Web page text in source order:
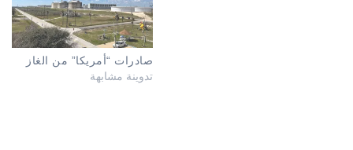
صادرات “أمريكا” من الغاز
تدوينة مشابهة